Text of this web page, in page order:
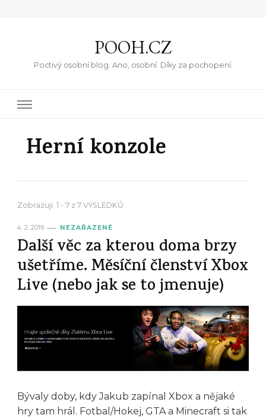
POOH.CZ
Poctivý osobní blog. Ano, osobní. Díky za pochopení.
Herní konzole
Zobrazuji: 1 - 7 z 7 VÝSLEDKŮ
4. 2. 2019 NEZAŘAZENÉ
Další věc za kterou doma brzy
ušetříme. Měsíční členství Xbox
Live (nebo jak se to jmenuje)
Bývaly doby, kdy Jakub zapínal Xbox a nějaké
hry tam hrál. Fotbal/Hokej, GTA a Minecraft si tak